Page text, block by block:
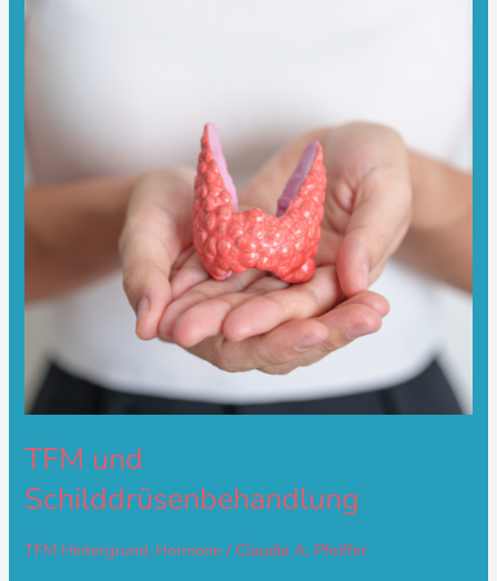
TFM und
Schilddrüsenbehandlung
TFM Hintergrund, Hormone / Claudia A. Pfeiffer